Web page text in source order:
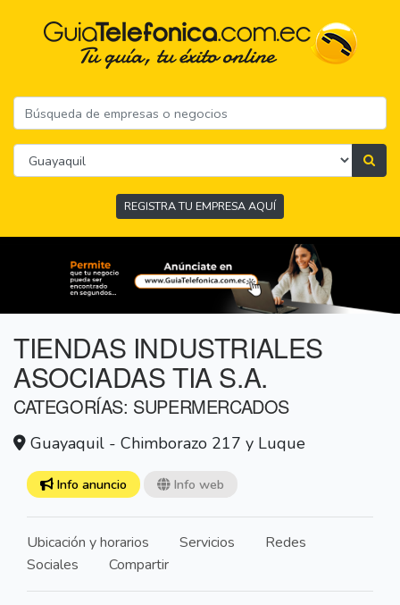
REGISTRA TU EMPRESA AQUÍ
TIENDAS INDUSTRIALES
ASOCIADAS TIA S.A.
CATEGORÍAS: SUPERMERCADOS
Guayaquil - Chimborazo 217 y Luque
Info anuncio Info web
Ubicación y horarios Servicios
Redes
Sociales
Compartir